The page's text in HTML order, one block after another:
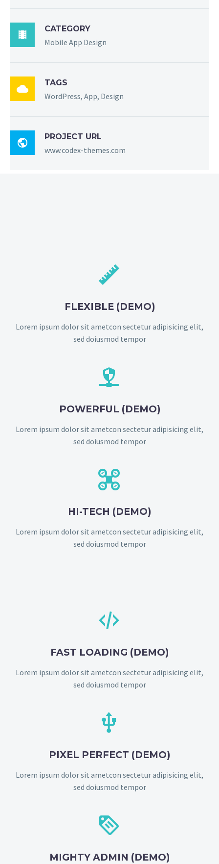

CATEGORY
Mobile App Design

TAGS
WordPress, App, Design

PROJECT URL
www.codex-themes.com


FLEXIBLE (DEMO)
Lorem ipsum dolor sit ametcon sectetur adipisicing elit,
sed doiusmod tempor


POWERFUL (DEMO)
Lorem ipsum dolor sit ametcon sectetur adipisicing elit,
sed doiusmod tempor


HI-TECH (DEMO)
Lorem ipsum dolor sit ametcon sectetur adipisicing elit,
sed doiusmod tempor


FAST LOADING (DEMO)
Lorem ipsum dolor sit ametcon sectetur adipisicing elit,
sed doiusmod tempor


PIXEL PERFECT (DEMO)
Lorem ipsum dolor sit ametcon sectetur adipisicing elit,
sed doiusmod tempor


MIGHTY ADMIN (DEMO)